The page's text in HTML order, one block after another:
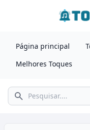
Página principal
Melhores Toques
Pesquisar